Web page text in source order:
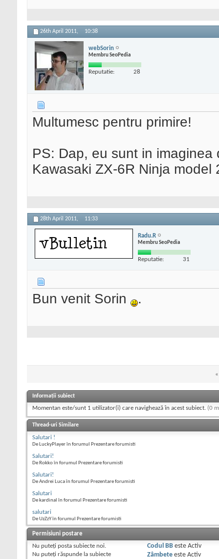
26th April 2011, 10:38
webSorin
Membru SeoPedia
Reputatie: 28
Multumesc pentru primire!
PS: Dap, eu sunt in
Kawasaki ZX-6R Ninja
28th April 2011, 11:33
Radu.R
Membru SeoPedia
Reputatie: 31
Bun venit Sorin .
«
Informații subiect
Momentan este/sunt 1 utilizator(i) care navighează în acest subiect. (0
Thread-uri Similare
Salutari !
De LuckyPlayer în forumul Prezentare forumisti
Salutari!
De Rokko în forumul Prezentare forumisti
Salutari!
De Andrei Luca în forumul Prezentare forumisti
Salutari
De kardinal în forumul Prezentare forumisti
salutari
De UzZzY în forumul Prezentare forumisti
Permisiuni postare
Nu puteţi posta subiecte noi.
Nu puteţi răspunde la subiecte
Codul BBeste Activ
Zâmbeteeste Activ